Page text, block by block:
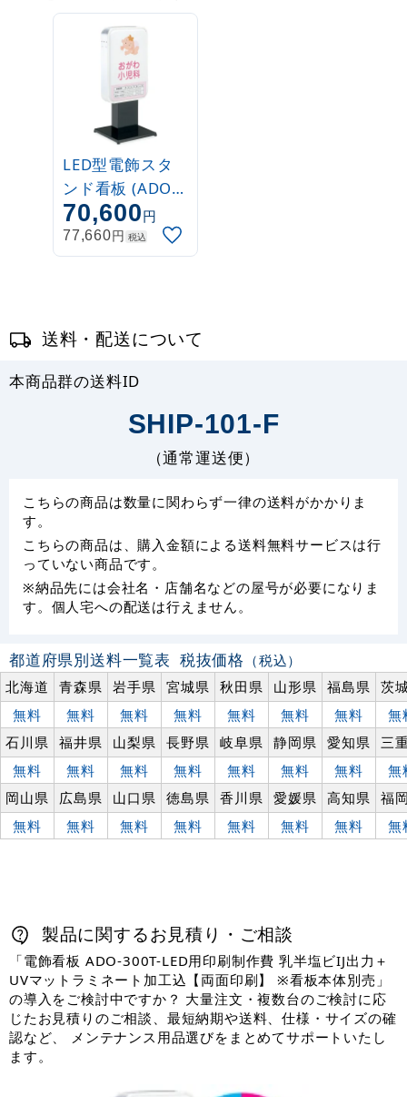
LED型電飾スタ
ンド看板 (ADO-
300T-LED)
70,600円
77,660円 税込
送料・配送について
本商品群の送料ID
SHIP-101-F
（通常運送便）
こちらの商品は数量に関わらず一律の送料がかかりま
す。
こちらの商品は、購入金額による送料無料サービスは行
っていない商品です。
※納品先には会社名・店舗名などの屋号が必要になりま
す。個人宅への配送は行えません。
都道府県別送料一覧表 税抜価格 （税込）
北海道
青森県 岩手県 宮城県 秋田県 山形県 福島県
茨
無料
無料 無料 無料 無料 無料 無料
無
石川県
福井県 山梨県 長野県 岐阜県 静岡県 愛知県
三
無料
無料 無料 無料 無料 無料 無料
無
岡山県
広島県 山口県 徳島県 香川県 愛媛県 高知県
福
無料
無料 無料 無料 無料 無料 無料 無
製品に関するお見積り・ご相談
「電飾看板 ADO-300T-LED用印刷制作費 乳半塩ビIJ出力＋
UVマットラミネート加工込【両面印刷】 ※看板本体別売」
の導入をご検討中ですか？ 大量注文・複数台のご検討に応
じたお見積りのご相談、最短納期や送料、仕様・サイズの確
認など、 メンテナンス用品選びをまとめてサポートいたし
ます。